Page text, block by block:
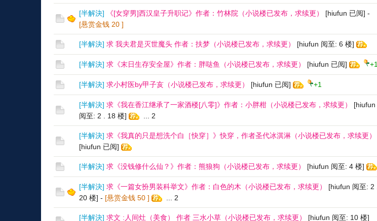
[半解決] 《[女穿男]西汉皇子升职记》作者：竹林院（小说楼已发布，求续更） [hiufun 已阅] -
[悬赏金钱 20]
[半解決] 求 我夫君是灭世魔头 作者：扶梦（小说楼已发布，求续更） [hiufun 阅至: 6 楼]
[半解決] 求《末日生存安全屋》作者：胖哒鱼（小说楼已发布，求续更） [hiufun 已阅] +1
[半解決] 求小村医by甲子亥（小说楼已发布，求续更） [hiufun 已阅] +1
[半解決] 求《我在香江继承了一家酒楼[八零]》作者：小胖柑（小说楼已发布，求续更）
[hiufun
阅至: 2 . 18 楼]
2
[半解決] 求《我真的只是想洗个白［快穿］》快穿，作者圣代冰淇淋（小说楼已发布，求续更）
[hiufun 已阅]
[半解決] 求《没钱修什么仙？》作者：熊狼狗（小说楼已发布，求续更） [hiufun 阅至: 4 楼]
[半解決] 求《一篇女扮男装科举文》作者：白色的木（小说楼已发布，求续更）
[hiufun 阅至: 2 .
20 楼] - [悬赏金钱 50] 2
[半解決] 求文 :人间灶（美食） 作者 三水小草（小说楼已发布，求续更） [hiufun 阅至: 10 楼]